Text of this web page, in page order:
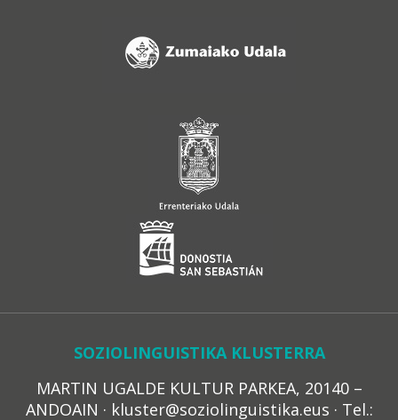
SOZIOLINGUISTIKA KLUSTERRA
MARTIN UGALDE KULTUR PARKEA, 20140 –
ANDOAIN · kluster@soziolinguistika.eus · Tel.: